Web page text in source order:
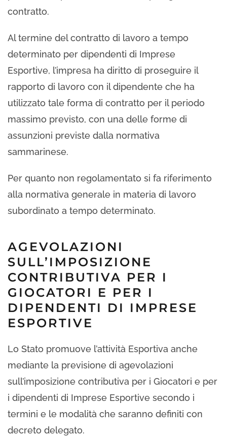
contratto.
Al termine del contratto di lavoro a tempo
determinato per dipendenti di Imprese
Esportive, l’impresa ha diritto di proseguire il
rapporto di lavoro con il dipendente che ha
utilizzato tale forma di contratto per il periodo
massimo previsto, con una delle forme di
assunzioni previste dalla normativa
sammarinese.
Per quanto non regolamentato si fa riferimento
alla normativa generale in materia di lavoro
subordinato a tempo determinato.
AGEVOLAZIONI
SULL’IMPOSIZIONE
CONTRIBUTIVA PER I
GIOCATORI E PER I
DIPENDENTI DI IMPRESE
ESPORTIVE
Lo Stato promuove l’attività Esportiva anche
mediante la previsione di agevolazioni
sull’imposizione contributiva per i Giocatori e per
i dipendenti di Imprese Esportive secondo i
termini e le modalità che saranno definiti con
decreto delegato.